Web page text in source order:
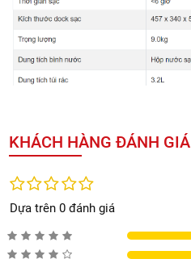
KHÁCH HÀNG ĐÁNH GIÁ
Dựa trên 0 đánh giá